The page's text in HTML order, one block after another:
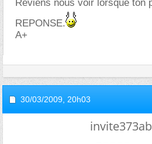
Reviens nous voir lorsque ton
REPONSE.
A+
30/03/2009, 20h03